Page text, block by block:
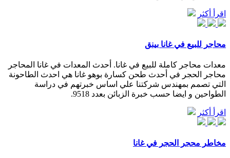
اقرأ أكثر
محاجر للبيع في غانا بينق
معدات محاجر كاملة للبيع في غانا. أحدث المعدات في غانا المحاجر
محاجر الحجر في أحدث طحن كسارة بوهو غانا هي احدث الطاحونة
التي تصمم بمهندس شركتنا علي اساس خبرتهم في دراسة
الطواحين و ايضا حسب خبرة الزبائن بعدد 9518.
اقرأ أكثر
مخاطر محجر الحجر في غانا